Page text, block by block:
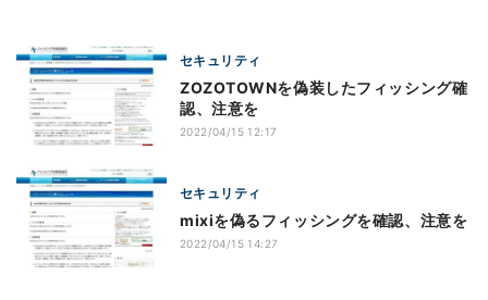
セキュリティ
ZOZOTOWNを偽装したフィッシング確
認、注意を
2022/04/15 12:17
セキュリティ
mixiを偽るフィッシングを確認、注意を
2022/04/15 14:27